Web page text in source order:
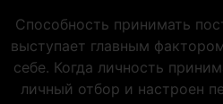
Способность принимать
выступает главным
себе. Когда личность
личный отбор и настроен